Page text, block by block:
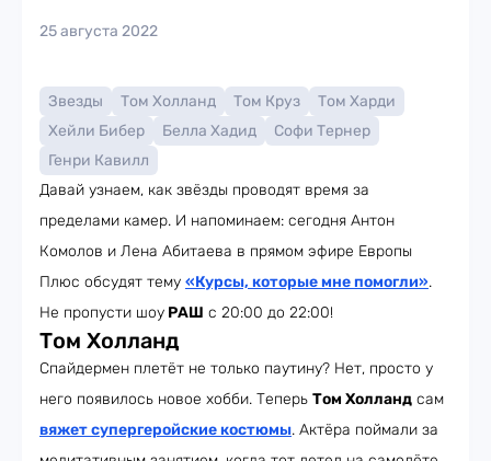
25 августа 2022
Звезды Том Холланд Том Круз
Том Харди
Хейли Бибер
Белла Хадид
Софи Тернер
Генри Кавилл
Давай узнаем, как звёзды проводят время за
пределами камер. И напоминаем: сегодня Антон
Комолов и Лена Абитаева в прямом эфире Европы
Плюс обсудят тему «Курсы, которые мне помогли».
Не пропусти шоу РАШ с 20:00 до 22:00!
Том Холланд
Спайдермен плетёт не только паутину? Нет, просто у
него появилось новое хобби. Теперь Том Холланд сам
вяжет супергеройские костюмы. Актёра поймали за